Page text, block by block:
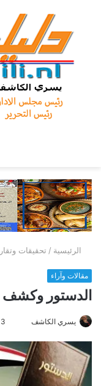
الرئيسية / تحقيقات
مقالات وآراء
الدستور وكشف
يسري الكاشف
س
ل
ب